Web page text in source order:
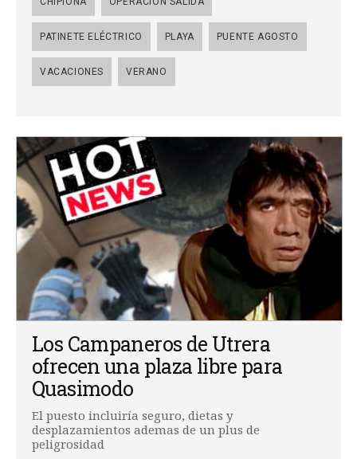
PATINETE ELÉCTRICO PLAYA PUENTE AGOSTO
VACACIONES VERANO
Los Campaneros de Utrera
ofrecen una plaza libre para
Quasimodo
El puesto incluiría seguro, dietas y
desplazamientos ademas de un plus de
peligrosidad